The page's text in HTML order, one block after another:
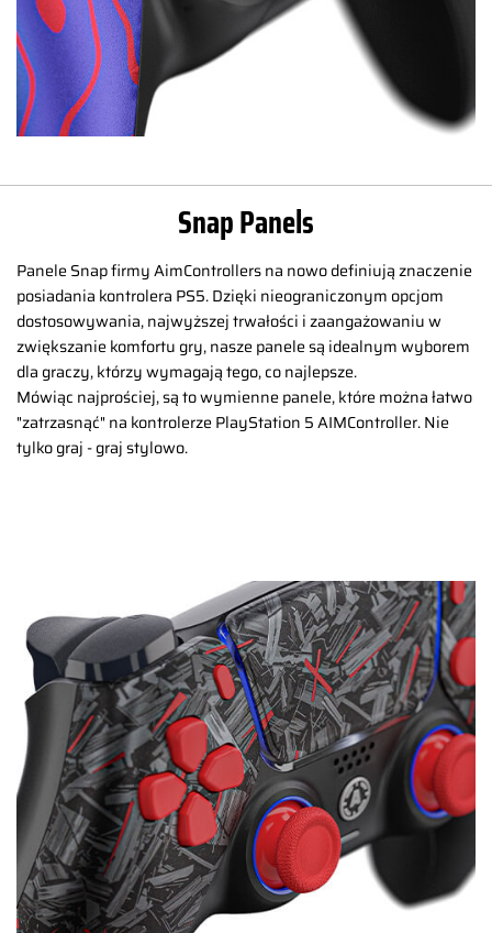
Snap Panels
Panele Snap firmy AimControllers na nowo definiują znaczenie
posiadania kontrolera PS5. Dzięki nieograniczonym opcjom
dostosowywania, najwyższej trwałości i zaangażowaniu w
zwiększanie komfortu gry, nasze panele są idealnym wyborem
dla graczy, którzy wymagają tego, co najlepsze.
Mówiąc najprościej, są to wymienne panele, które można łatwo
"zatrzasnąć" na kontrolerze PlayStation 5 AIMController. Nie
tylko graj - graj stylowo.